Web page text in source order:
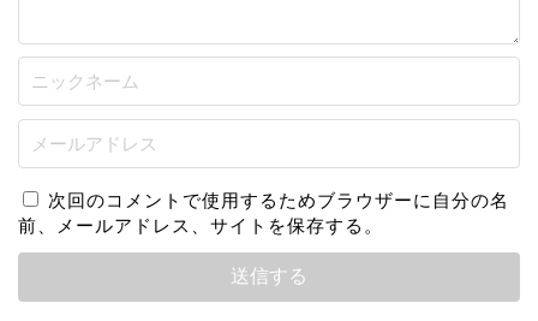
次回のコメントで使用するためブラウザーに自分の名
前、メールアドレス、サイトを保存する。